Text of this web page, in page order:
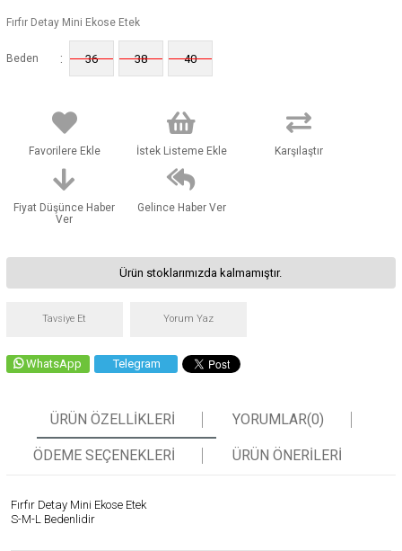
Fırfır Detay Mini Ekose Etek
Beden : 36 38 40
Favorilere Ekle İstek Listeme Ekle Karşılaştır
Fiyat Düşünce Haber
Ver
Gelince Haber Ver
Ürün stoklarımızda kalmamıştır.
Tavsiye Et Yorum Yaz
WhatsApp Telegram
ÜRÜN ÖZELLIKLERI YORUMLAR(0)
ÖDEME SEÇENEKLERI ÜRÜN ÖNERILERI
Fırfır Detay Mini Ekose Etek
S-M-L Bedenlidir